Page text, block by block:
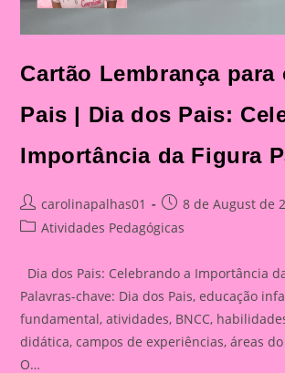
Cartão Lembrança para
Pais | Dia dos Pais:
Importância da Figura
Post
author:
carolinapalhas01
Post
published:
8 de August de
PostAtividades Pedagógicas
Dia dos Pais: Celebrando a Importância
Palavras-chave: Dia dos Pais, educação
fundamental, atividades, BNCC,
didática, campos de experiências, áreas
O…